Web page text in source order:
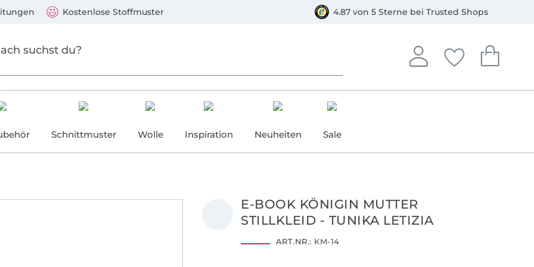
Kostenlose Stoffmuster 4.87 von 5 Sterne bei Trusted Shops
Anmelden
In deinem Konto
Deine
Du hast keine
Dein
Du hast
Schnittmuster Wolle Inspiration Neuheiten Sale
E-BOOK KÖNIGIN MUTTER
STILLKLEID - TUNIKA LETIZIA
ART.NR.: KM-14
Mastercard, PayPal, Giropay, Kauf auf Rechnung, Vorkasse